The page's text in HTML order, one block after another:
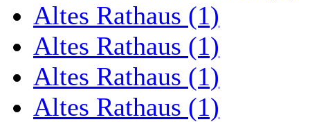
Altes Rathaus (1)
Altes Rathaus (1)
Altes Rathaus (1)
Altes Rathaus (1)